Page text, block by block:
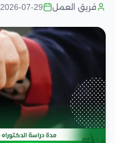
فريق العمل 2026-07-29